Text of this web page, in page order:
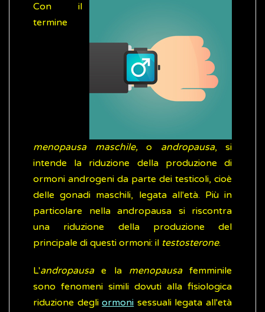
Con il
termine
menopausa maschile, o andropausa, si
intende la riduzione della produzione di
ormoni androgeni da parte dei testicoli, cioè
delle gonadi maschili, legata all'età. Più in
particolare nella andropausa si riscontra
una riduzione della produzione del
principale di questi ormoni: il testosterone.
L'andropausae lamenopausafemminile
sono fenomeni simili dovuti alla fisiologica
riduzione degliormoni sessuali legata all'età